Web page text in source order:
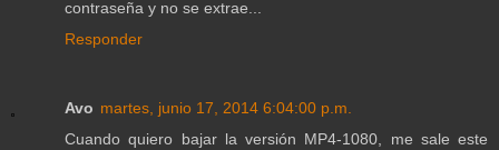
contraseña y no se extrae...
Responder
Avo martes, junio 17, 2014 6:04:00 p.m.
Cuando quiero bajar la versión MP4-1080, me sale este